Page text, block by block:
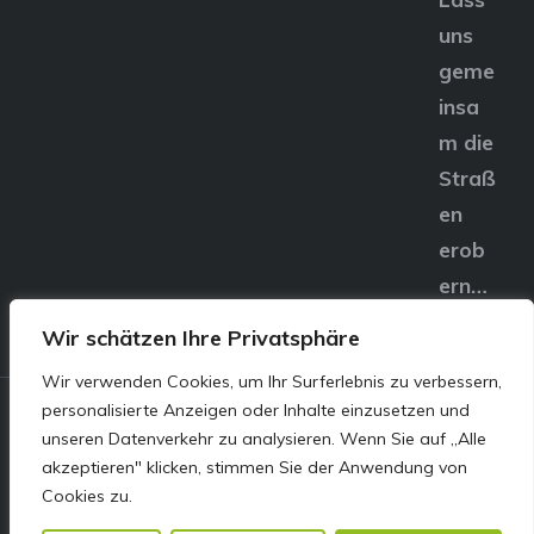
Wir schätzen Ihre Privatsphäre
Wir verwenden Cookies, um Ihr Surferlebnis zu verbessern,
personalisierte Anzeigen oder Inhalte einzusetzen und
unseren Datenverkehr zu analysieren. Wenn Sie auf „Alle
akzeptieren" klicken, stimmen Sie der Anwendung von
Cookies zu.
uns
geme
insa
m die
Straß
en
erob
ern…
© E&S Motors GmbH,
Linzer Straße 83 4240
Freistadt